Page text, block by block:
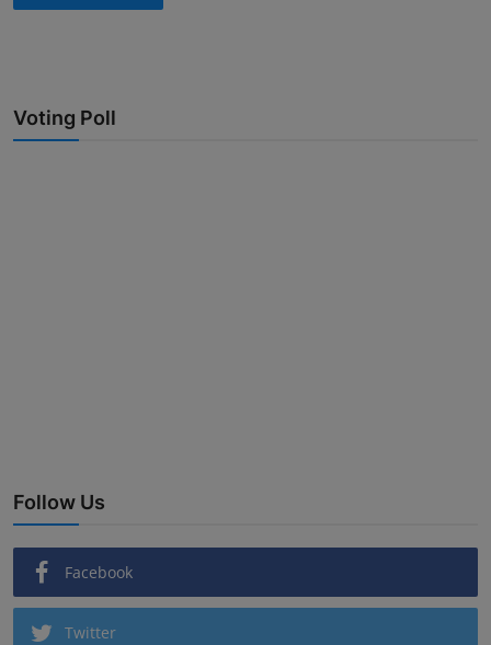
Voting Poll
Follow Us
Facebook
Twitter